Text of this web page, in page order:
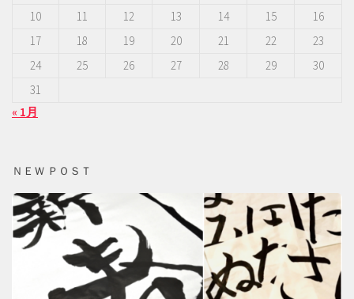
10
11 12 13 14 15
16
17
18 19 20 21 22
23
24
25 26 27 28 29
30
31
« 1月
ＮＥＷ ＰＯＳＴ